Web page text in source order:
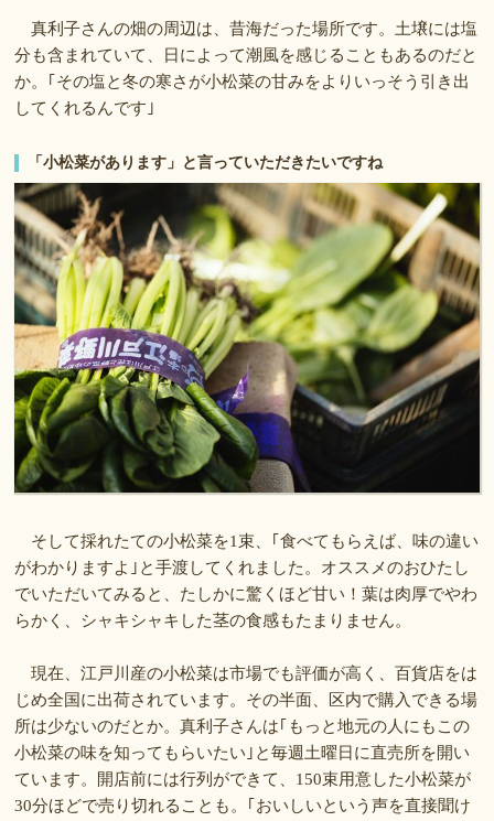
真利子さんの畑の周辺は、昔海だった場所です。土壌には塩
分も含まれていて、日によって潮風を感じることもあるのだと
か。｢その塩と冬の寒さが小松菜の甘みをよりいっそう引き出
してくれるんです｣
「小松菜があります」と言っていただきたいですね
そして採れたての小松菜を1束、｢食べてもらえば、味の違い
がわかりますよ｣と手渡してくれました。オススメのおひたし
でいただいてみると、たしかに驚くほど甘い！葉は肉厚でやわ
らかく、シャキシャキした茎の食感もたまりません。
現在、江戸川産の小松菜は市場でも評価が高く、百貨店をは
じめ全国に出荷されています。その半面、区内で購入できる場
所は少ないのだとか。真利子さんは｢もっと地元の人にもこの
小松菜の味を知ってもらいたい｣と毎週土曜日に直売所を開い
ています。開店前には行列ができて、150束用意した小松菜が
30分ほどで売り切れることも。｢おいしいという声を直接聞け